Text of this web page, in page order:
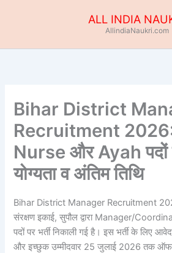
ALL INDIA
AllindiaNaukri.com
Bihar District
Recruitment
Nurse और Ayah पदों
योग्यता व अंतिम तिथि
Bihar District Manager Recruitment
संरक्षण इकाई, सुपौल द्वारा Manager/
पदों पर भर्ती निकाली गई है। इस भर्ती के लिए
और इच्छुक उम्मीदवार 25 जुलाई 2026 तक